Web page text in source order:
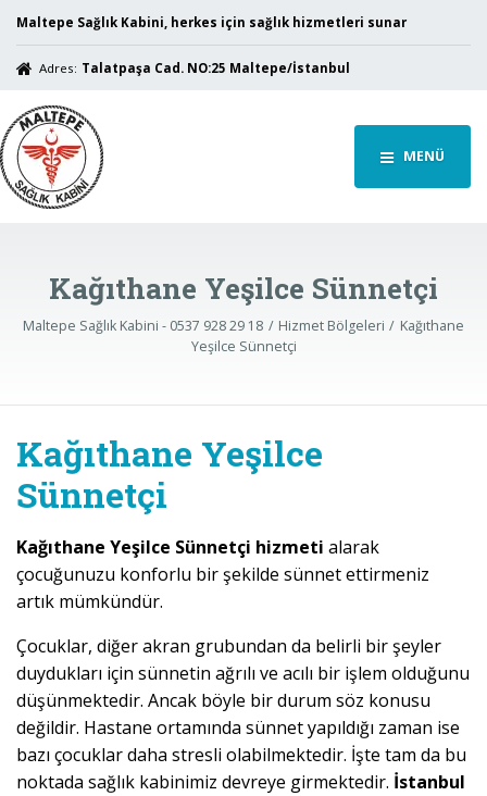
Maltepe Sağlık Kabini, herkes için sağlık hizmetleri sunar
Adres: Talatpaşa Cad. NO:25 Maltepe/İstanbul
MENÜ
Kağıthane Yeşilce Sünnetçi
Maltepe Sağlık Kabini - 0537 928 29 18 Hizmet Bölgeleri
Kağıthane
Yeşilce Sünnetçi
Kağıthane Yeşilce
Sünnetçi
Kağıthane Yeşilce Sünnetçi hizmeti alarak
çocuğunuzu konforlu bir şekilde sünnet ettirmeniz
artık mümkündür.
Çocuklar, diğer akran grubundan da belirli bir şeyler
duydukları için sünnetin ağrılı ve acılı bir işlem olduğunu
düşünmektedir. Ancak böyle bir durum söz konusu
değildir. Hastane ortamında sünnet yapıldığı zaman ise
bazı çocuklar daha stresli olabilmektedir. İşte tam da bu
noktada sağlık kabinimiz devreye girmektedir. İstanbul